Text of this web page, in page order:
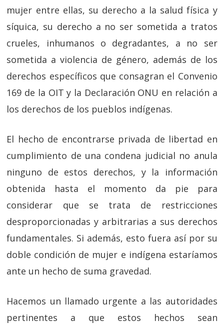
mujer entre ellas, su derecho a la salud física y
síquica, su derecho a no ser sometida a tratos
crueles, inhumanos o degradantes, a no ser
sometida a violencia de género, además de los
derechos específicos que consagran el Convenio
169 de la OIT y la Declaración ONU en relación a
los derechos de los pueblos indígenas.
El hecho de encontrarse privada de libertad en
cumplimiento de una condena judicial no anula
ninguno de estos derechos, y la información
obtenida hasta el momento da pie para
considerar que se trata de restricciones
desproporcionadas y arbitrarias a sus derechos
fundamentales. Si además, esto fuera así por su
doble condición de mujer e indígena estaríamos
ante un hecho de suma gravedad.
Hacemos un llamado urgente a las autoridades
pertinentes a que estos hechos sean